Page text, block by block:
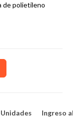
de polietileno
Unidades
Ingreso